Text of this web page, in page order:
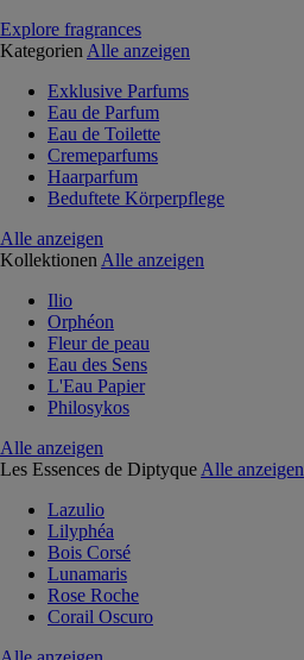
Explore fragrances
Kategorien Alle anzeigen
Exklusive Parfums
Eau de Parfum
Eau de Toilette
Cremeparfums
Haarparfum
Beduftete Körperpflege
Alle anzeigen
Kollektionen Alle anzeigen
Ilio
Orphéon
Fleur de peau
Eau des Sens
L'Eau Papier
Philosykos
Alle anzeigen
Les Essences de Diptyque Alle anzeigen
Lazulio
Lilyphéa
Bois Corsé
Lunamaris
Rose Roche
Corail Oscuro